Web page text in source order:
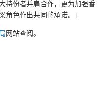
持份者并肩合作，更为加强香
角色作出共同的承诺。」
网站查阅。